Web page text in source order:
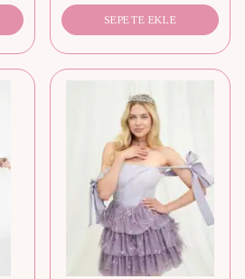
SEPETE EKLE